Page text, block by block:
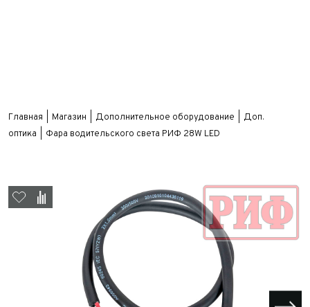
Главная Магазин Дополнительное оборудование
Доп.
оптика
Фара водительского света РИФ 28W LED